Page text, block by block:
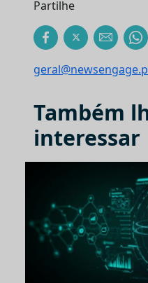
Partilhe
Também
interessar